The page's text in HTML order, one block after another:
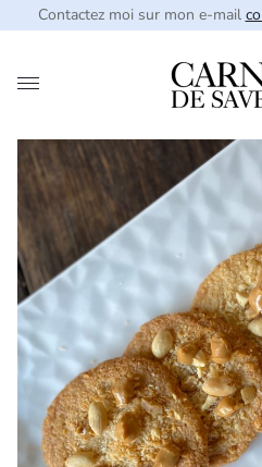
Contactez moi sur mon e-mail